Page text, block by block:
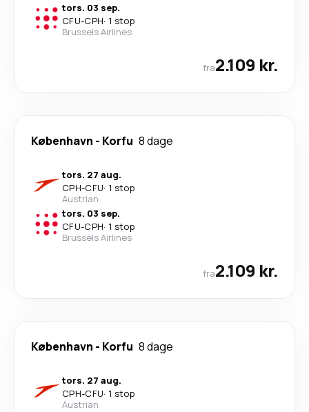
tors. 03 sep.
CFU-CPH· 1 stop
Brussels Airlines
fra2.109 kr.
København - Korfu 8 dage
tors. 27 aug.
CPH-CFU· 1 stop
Austrian
tors. 03 sep.
CFU-CPH· 1 stop
Brussels Airlines
fra2.109 kr.
København - Korfu 8 dage
tors. 27 aug.
CPH-CFU· 1 stop
Austrian